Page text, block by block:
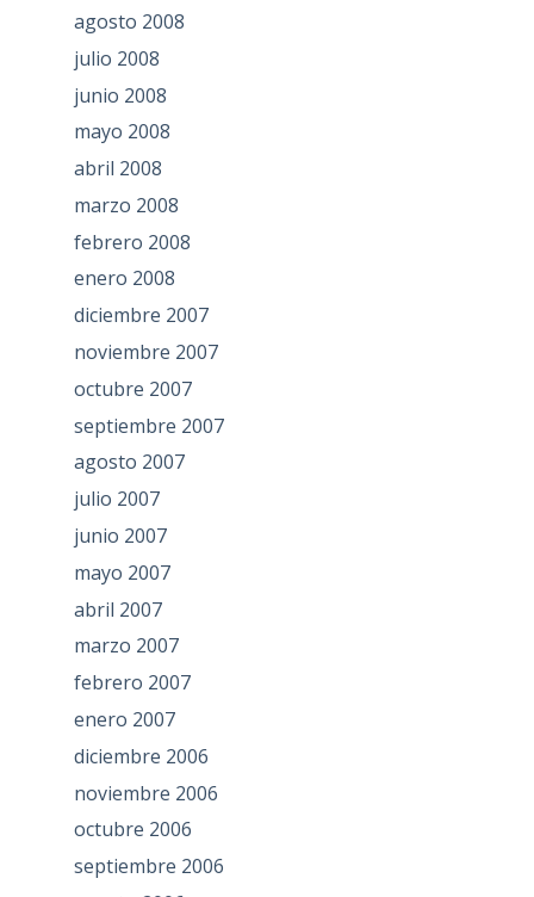
agosto 2008
julio 2008
junio 2008
mayo 2008
abril 2008
marzo 2008
febrero 2008
enero 2008
diciembre 2007
noviembre 2007
octubre 2007
septiembre 2007
agosto 2007
julio 2007
junio 2007
mayo 2007
abril 2007
marzo 2007
febrero 2007
enero 2007
diciembre 2006
noviembre 2006
octubre 2006
septiembre 2006